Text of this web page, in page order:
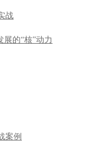
案例
提高